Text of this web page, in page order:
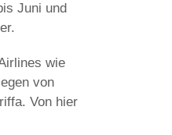
Juni und
wie
von
Von hier